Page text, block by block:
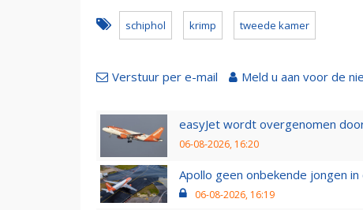
schiphol krimp tweede kamer
Verstuur per e-mail Meld u aan voor de
easyJet wordt overgenomen
06-08-2026, 16:20
Apollo geen onbekende jongen
06-08-2026, 16:19